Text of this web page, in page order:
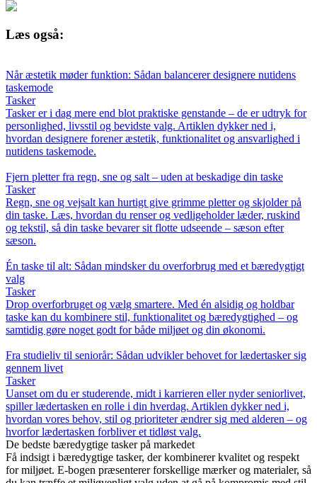
Læs også:
Når æstetik møder funktion: Sådan balancerer designere nutidens
taskemode
Tasker
Tasker er i dag mere end blot praktiske genstande – de er udtryk for
personlighed, livsstil og bevidste valg. Artiklen dykker ned i,
hvordan designere forener æstetik, funktionalitet og ansvarlighed i
nutidens taskemode.
Fjern pletter fra regn, sne og salt – uden at beskadige din taske
Tasker
Regn, sne og vejsalt kan hurtigt give grimme pletter og skjolder på
din taske. Læs, hvordan du renser og vedligeholder læder, ruskind
og tekstil, så din taske bevarer sit flotte udseende – sæson efter
sæson.
Én taske til alt: Sådan mindsker du overforbrug med et bæredygtigt
valg
Tasker
Drop overforbruget og vælg smartere. Med én alsidig og holdbar
taske kan du kombinere stil, funktionalitet og bæredygtighed – og
samtidig gøre noget godt for både miljøet og din økonomi.
Fra studieliv til seniorår: Sådan udvikler behovet for lædertasker sig
gennem livet
Tasker
Uanset om du er studerende, midt i karrieren eller nyder seniorlivet,
spiller lædertasken en rolle i din hverdag. Artiklen dykker ned i,
hvordan vores behov, stil og prioriteter ændrer sig med alderen – og
hvorfor lædertasken forbliver et tidløst valg.
De bedste bæredygtige tasker på markedet
Få indsigt i bæredygtige tasker, der kombinerer kvalitet og respekt
for miljøet. E-bogen præsenterer forskellige mærker og materialer, så